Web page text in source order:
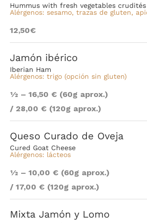
Hummus with fresh vegetables crudités
Alérgenos: sesamo, trazas de gluten,
12,50€
Jamón ibérico
Iberian Ham
Alérgenos: trigo (opción sin gluten)
1⁄2 – 16,50 € (60g aprox.)
/ 28,00 € (120g aprox.)
Queso Curado de Oveja
Cured Goat Cheese
Alérgenos: lácteos
1⁄2 – 10,00 € (60g aprox.)
/ 17,00 € (120g aprox.)
Mixta Jamón y Lomo